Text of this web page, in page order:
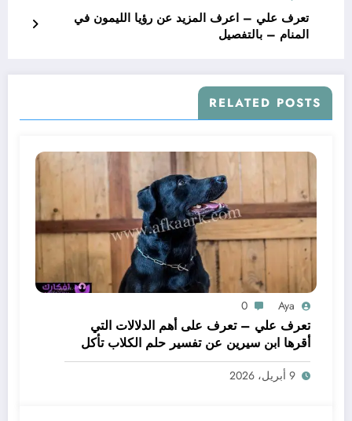
تعرف علي – اعرف المزيد عن رؤيا الليمون في
المنام – بالتفصيل
RELATED POSTS
Aya
0
تعرف علي – تعرف على أهم الدلالات التي
أقرها ابن سيرين عن تفسير حلم الكلاب تأكل
لحم – بالتفصيل
9 أبريل، 2026